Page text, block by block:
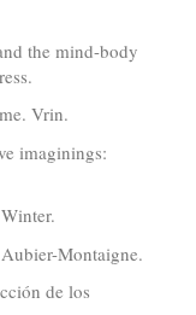
the mind-body
Vrin.
imaginings:
Montaigne.
de los